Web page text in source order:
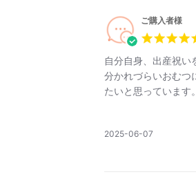
おしゃれ
ご購入者様
自分自身、出産祝
分かれづらいおむつ
たいと思っています
公
2025-06-07